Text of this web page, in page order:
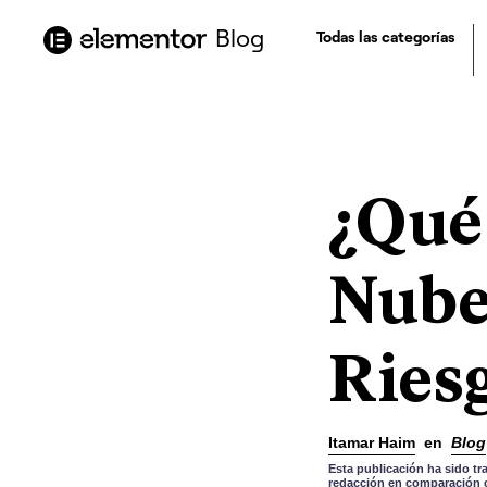
Blog Todas las categorías
Itamar Haim en Blog
Esta publicación ha sido
redacción en comparación